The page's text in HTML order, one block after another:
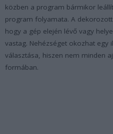
közben a program bármikor
program folyamata. A
hogy a gép elején lévő vagy
vastag. Nehézséget okozhat egy
választása, hiszen nem minden
formában.